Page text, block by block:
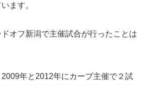
ます。
オフ新潟で主催試合が行ったことは
年と2012年にカープ主催で２試